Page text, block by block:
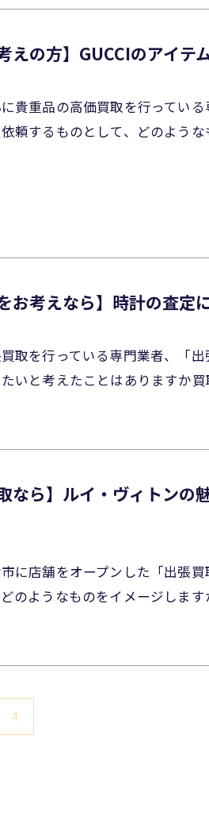
えの方】GUCCIのアイテ
貴重品の高価買取を行ってい
頼するものとして、どのよう
お考えなら】時計の査定
取を行っている専門業者、「出
いと考えたことはありますか
なら】ルイ・ヴィトンの
に店舗をオープンした「出張
のようなものをイメージしま
4